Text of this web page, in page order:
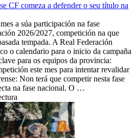
CF comeza a defender o seu título na
a súa participación na fase
2026/2027, competición na que
tempada. A Real Federación
o calendario para o inicio da campaña
para os equipos da provincia:
este mes para intentar revalidar
Non terá que competir nesta fase
na fase nacional. O …